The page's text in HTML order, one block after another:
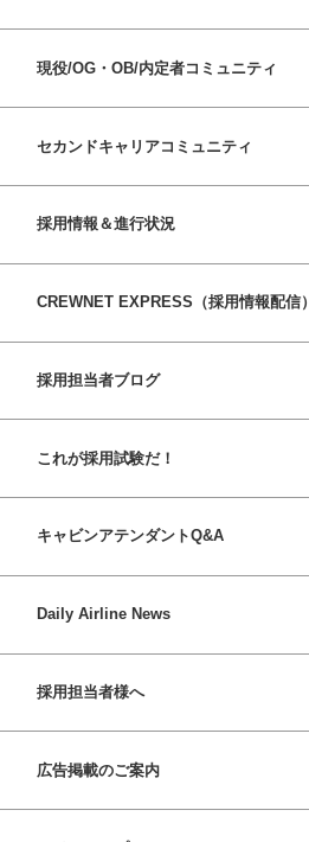
現役/OG・OB/内定者コミュニティ
セカンドキャリアコミュニティ
採用情報＆進行状況
CREWNET EXPRESS（採用情報配信）
採用担当者ブログ
これが採用試験だ！
キャビンアテンダントQ&A
Daily Airline News
採用担当者様へ
広告掲載のご案内